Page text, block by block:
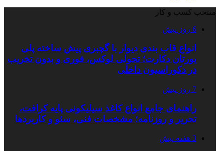
منتخب کسب و کار
6 روز پیش
انواع قاب بندی دیوار با گچبری پیش ساخته پلی
یورتان دکارت؛ تحولی لوکس، فوری و بدون تخریب
در دکوراسیون داخلی
7 روز پیش
راهنمای جامع انواع کاغذ سیلیکونی پایه کرافت،
تحریر و روزنامه؛ مشخصات فنی، سئو و کاربردها
3 هفته پیش